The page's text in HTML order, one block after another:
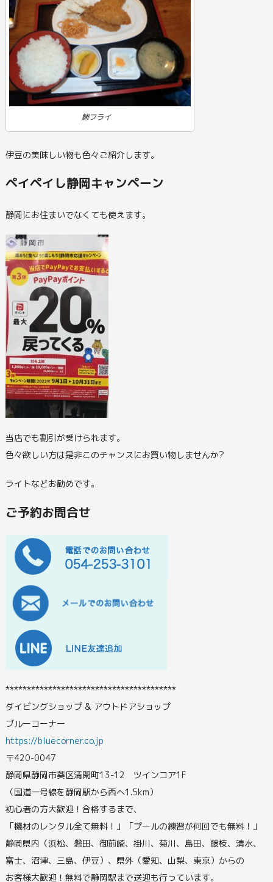
鯵フライ
伊豆の美味しい物も色々ご紹介します。
ペイペイし静岡キャンペーン
静岡にお住まいでなくても使えます。
当店でも割引が受けられます。
色々欲しい方は是非このチャンスにお買い物しませんか?
ライトなどお勧めです。
ご予約お問合せ
****************************************
ダイビングショップ & アウトドアショップ
ブルーコーナー
https://bluecorner.co.jp
〒420-0047
静岡県静岡市葵区清閑町13-12 ツインコア1F
（国道一号線を静岡駅から西へ1.5km）
初心者の方大歓迎！合格するまで、
「機材のレンタル全て無料！」「プールの練習が何回でも無料！」
静岡県内（浜松、磐田、御前崎、掛川、菊川、島田、藤枝、清水、
富士、沼津、三島、伊豆）、県外（愛知、山梨、東京）からの
お客様大歓迎！無料で静岡駅まで送迎も行っています。